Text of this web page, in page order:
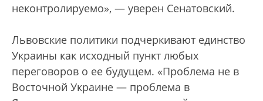
неконтролируемо», — уверен Сенатовский.
Львовские политики подчеркивают единство
Украины как исходный пункт любых
переговоров о ее будущем. «Проблема не в
Восточной Украине — проблема в